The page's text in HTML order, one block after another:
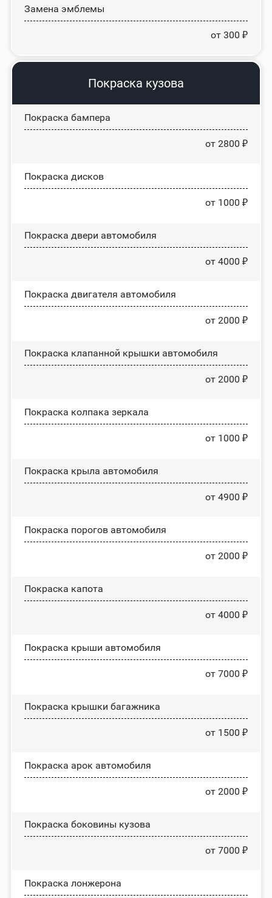
Замена эмблемы
от 300 ₽
Покраска кузова
Покраска бампера
от 2800 ₽
Покраска дисков
от 1000 ₽
Покраска двери автомобиля
от 4000 ₽
Покраска двигателя автомобиля
от 2000 ₽
Покраска клапанной крышки автомобиля
от 2000 ₽
Покраска колпака зеркала
от 1000 ₽
Покраска крыла автомобиля
от 4900 ₽
Покраска порогов автомобиля
от 2000 ₽
Покраска капота
от 4000 ₽
Покраска крыши автомобиля
от 7000 ₽
Покраска крышки багажника
от 1500 ₽
Покраска арок автомобиля
от 2000 ₽
Покраска боковины кузова
от 7000 ₽
Покраска лонжерона